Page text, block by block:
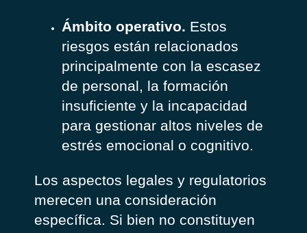
Ámbito operativo. Estos
riesgos están relacionados
principalmente con la escasez
de personal, la formación
insuficiente y la incapacidad
para gestionar altos niveles de
estrés emocional o cognitivo.
Los aspectos legales y regulatorios
merecen una consideración
específica. Si bien no constituyen